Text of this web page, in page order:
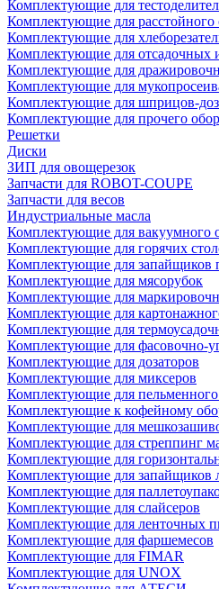
Комплектующие для
Комплектующие для расстойного
Комплектующие для
Комплектующие для
Комплектующие для
Комплектующие для
Комплектующие для шприцов-
Комплектующие для прочего
Решетки
Диски
ЗИП для овощерезок
Запчасти для ROBOT-COUPE
Запчасти для весов
Индустриальные масла
Комплектующие для вакуумного
Комплектующие для горячих
Комплектующие для запайщиков
Комплектующие для мясорубок
Комплектующие для
Комплектующие для
Комплектующие для
Комплектующие для фасовочно-
Комплектующие для дозаторов
Комплектующие для миксеров
Комплектующие для пельменного
Комплектующие к кофейному
Комплектующие для
Комплектующие для стреппинг
Комплектующие для
Комплектующие для запайщиков
Комплектующие для
Комплектующие для слайсеров
Комплектующие для ленточных
Комплектующие для фаршемесов
Комплектующие для FIMAR
Комплектующие для UNOX